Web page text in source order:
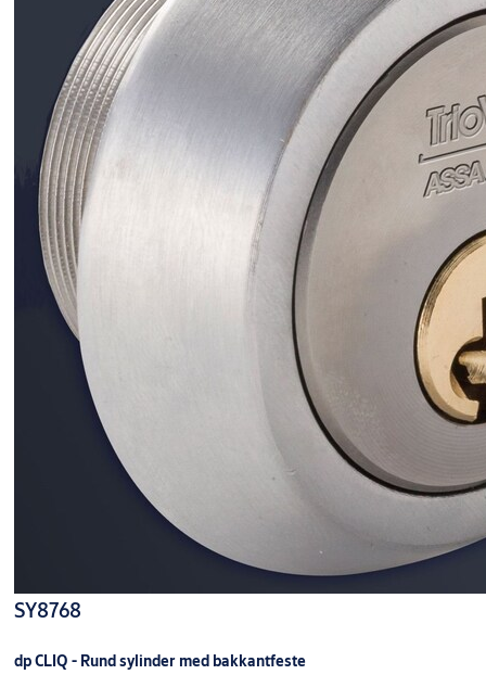
SY8768
dp CLIQ - Rund sylinder med bakkantfeste